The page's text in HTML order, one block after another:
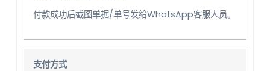
付款成功后截图单据/单号发给WhatsApp客服人员。
支付方式